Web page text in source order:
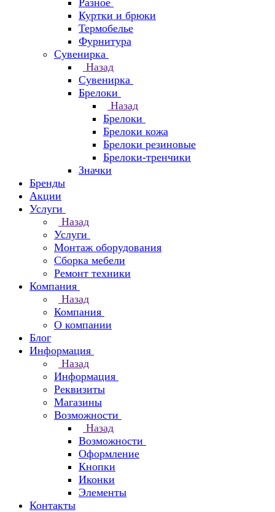
Разное
Куртки и брюки
Термобелье
Фурнитура
Сувенирка
Назад
Сувенирка
Брелоки
Назад
Брелоки
Брелоки кожа
Брелоки резиновые
Брелоки-тренчики
Значки
Бренды
Акции
Услуги
Назад
Услуги
Монтаж оборудования
Сборка мебели
Ремонт техники
Компания
Назад
Компания
О компании
Блог
Информация
Назад
Информация
Реквизиты
Магазины
Возможности
Назад
Возможности
Оформление
Кнопки
Иконки
Элементы
Контакты